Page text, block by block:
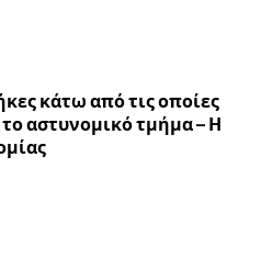
κάτω από τις οποίες
αστυνομικό τμήμα – Η